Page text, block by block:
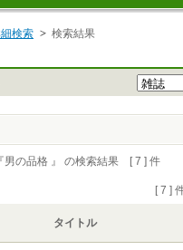
検索
検索結果
男の品格 』 の検索結果 [ 7 ] 件
[ 7 ]
タイトル